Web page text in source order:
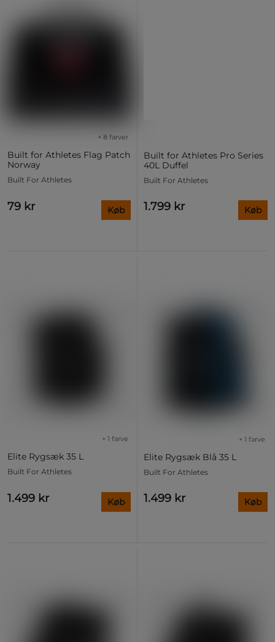
Built for Athletes Flag Patch
Norway
+ 8 farver
Built For Athletes
79 kr Køb
Built for Athletes Pro Series
40L Duffel
Built For Athletes
1.799 kr Køb
Elite Rygsæk 35 L
+ 1 farve
Built For Athletes
1.499 kr Køb
Elite Rygsæk Blå 35 L
+ 1 farve
Built For Athletes
1.499 kr Køb